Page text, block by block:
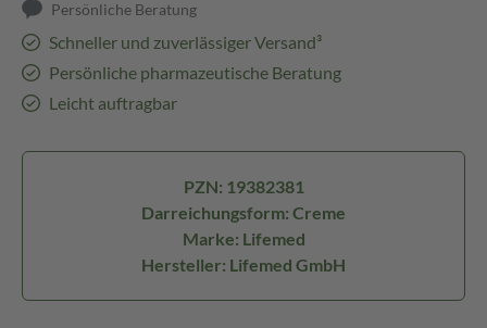
Persönliche Beratung
Schneller und zuverlässiger Versand³
Persönliche pharmazeutische Beratung
Leicht auftragbar
PZN: 19382381
Darreichungsform: Creme
Marke: Lifemed
Hersteller: Lifemed GmbH